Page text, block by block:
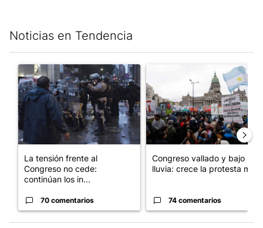
Noticias en Tendencia
Un artículo de tendencia con el título "La tensión frente al
La tensión frente al
Congreso no cede:
continúan los in...
70 comentarios
Un artículo de tendencia
Congreso vallado y bajo la
lluvia: crece la protesta mi...
74 comentarios